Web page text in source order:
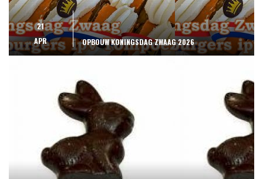
21
APR
OPBOUW KONINGSDAG ZWAAG 2026